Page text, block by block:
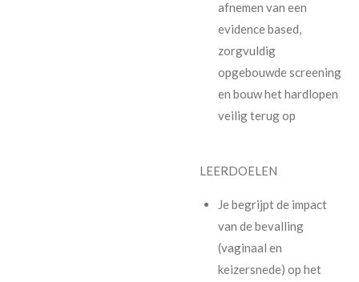
afnemen van een
evidence based,
zorgvuldig
opgebouwde screening
en bouw het hardlopen
veilig terug op
LEERDOELEN
Je begrijpt de impact
van de bevalling
(vaginaal en
keizersnede) op het